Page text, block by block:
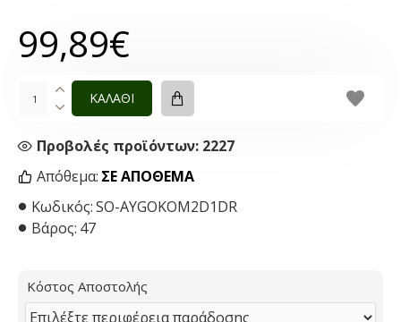
Απόθεμα: ΣΕ ΑΠΌΘΕΜΑ
Κωδικός:SO-AYGOKOM2D1DR
Βάρος: 47
Προβολές προϊόντων: 2227
99,89€
ΚΑΛΑΘΙ
Κόστος Αποστολής